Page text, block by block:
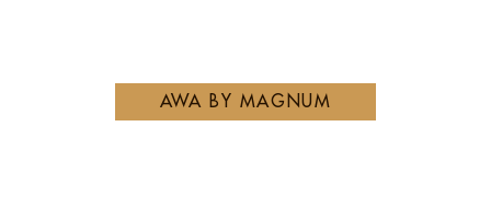
AWA BY MAGNUM